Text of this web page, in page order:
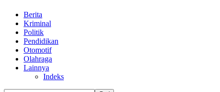
Berita
Kriminal
Politik
Pendidikan
Otomotif
Olahraga
Lainnya
Indeks